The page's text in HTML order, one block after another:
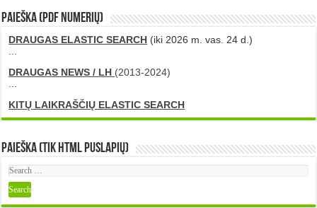
PAIEŠKA (PDF numerių)
DRAUGAS ELASTIC SEARCH (iki 2026 m. vas. 24 d.)
...
DRAUGAS NEWS / LH (2013-2024)
...
KITŲ LAIKRAŠČIŲ ELASTIC SEARCH
Paieška (tik HTML puslapių)